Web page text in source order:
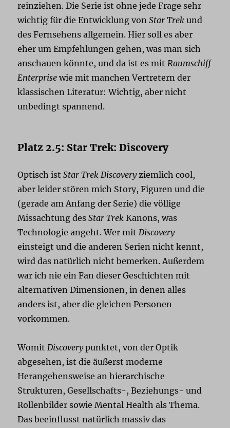
reinziehen. Die Serie ist ohne jede Frage sehr
wichtig für die Entwicklung vonStar Trek und
des Fernsehens allgemein. Hier soll es aber
eher um Empfehlungen gehen, was man sich
anschauen könnte, und da ist es mitRaumschiff
Enterprise wie mit manchen Vertretern der
klassischen Literatur: Wichtig, aber nicht
unbedingt spannend.
Platz 2.5: Star Trek: Discovery
Optisch istStar Trek Discoveryziemlich cool,
aber leider stören mich Story, Figuren und die
(gerade am Anfang der Serie) die völlige
Missachtung desStar Trek Kanons, was
Technologie angeht. Wer mitDiscovery
einsteigt und die anderen Serien nicht kennt,
wird das natürlich nicht bemerken. Außerdem
war ich nie ein Fan dieser Geschichten mit
alternativen Dimensionen, in denen alles
anders ist, aber die gleichen Personen
vorkommen.
WomitDiscoverypunktet, von der Optik
abgesehen, ist die äußerst moderne
Herangehensweise an hierarchische
Strukturen, Gesellschafts-, Beziehungs- und
Rollenbilder sowie Mental Health als Thema.
Das beeinflusst natürlich massiv das